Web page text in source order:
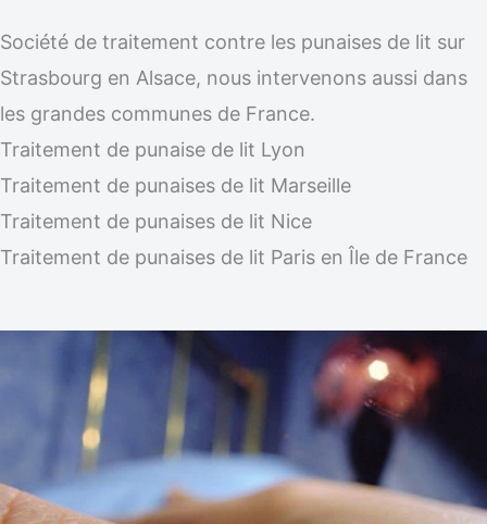
Société de traitement contre les punaises de lit sur
Strasbourg en Alsace, nous intervenons aussi dans
les grandes communes de France.
Traitement de punaise de lit Lyon
Traitement de punaises de lit Marseille
Traitement de punaises de lit Nice
Traitement de punaises de lit Paris en Île de France